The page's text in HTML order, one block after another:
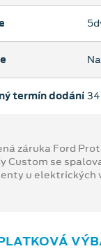
termín dodání
záruka Ford
Custom se
u elektrických